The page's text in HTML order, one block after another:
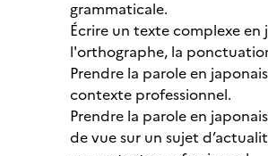
grammaticale.
Écrire un texte complexe en
l'orthographe, la
Prendre la parole en
contexte professionnel.
Prendre la parole en
de vue sur un sujet